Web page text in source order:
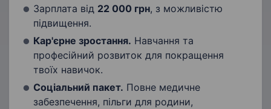
Зарплата від 22 000 грн, з можливістю
підвищення.
Кар'єрне зростання. Навчання та
професійний розвиток для покращення
твоїх навичок.
Соціальний пакет. Повне медичне
забезпечення, пільги для родини,